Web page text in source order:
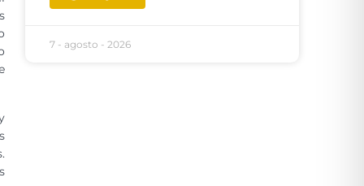
7 - agosto - 2026